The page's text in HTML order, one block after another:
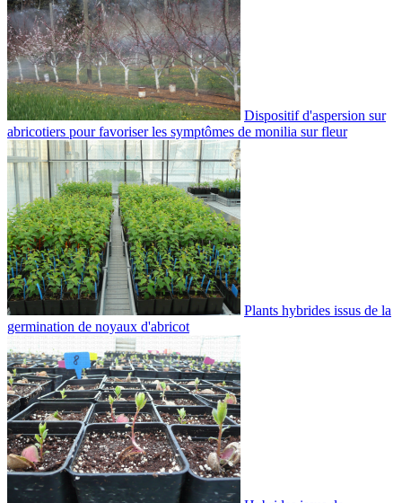
Dispositif d'aspersion sur
abricotiers pour favoriser les symptômes de monilia sur fleur
Plants hybrides issus de la
germination de noyaux d'abricot